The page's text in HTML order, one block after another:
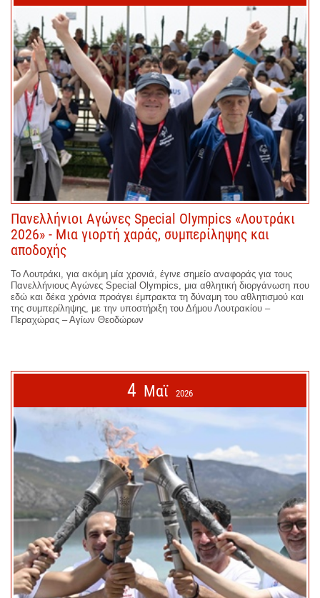
Πανελλήνιοι Αγώνες Special Olympics «Λουτράκι
2026» - Μια γιορτή χαράς, συμπερίληψης και
αποδοχής
Το Λουτράκι, για ακόμη μία χρονιά, έγινε σημείο αναφοράς για τους
Πανελλήνιους Αγώνες Special Olympics, μια αθλητική διοργάνωση που
εδώ και δέκα χρόνια προάγει έμπρακτα τη δύναμη του αθλητισμού και
της συμπερίληψης, με την υποστήριξη του Δήμου Λουτρακίου –
Περαχώρας – Αγίων Θεοδώρων
4 Μαϊ 2026